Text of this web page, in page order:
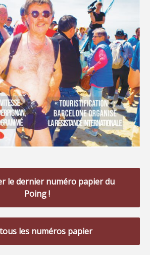
le dernier numéro papier du
Poing !
les numéros papier